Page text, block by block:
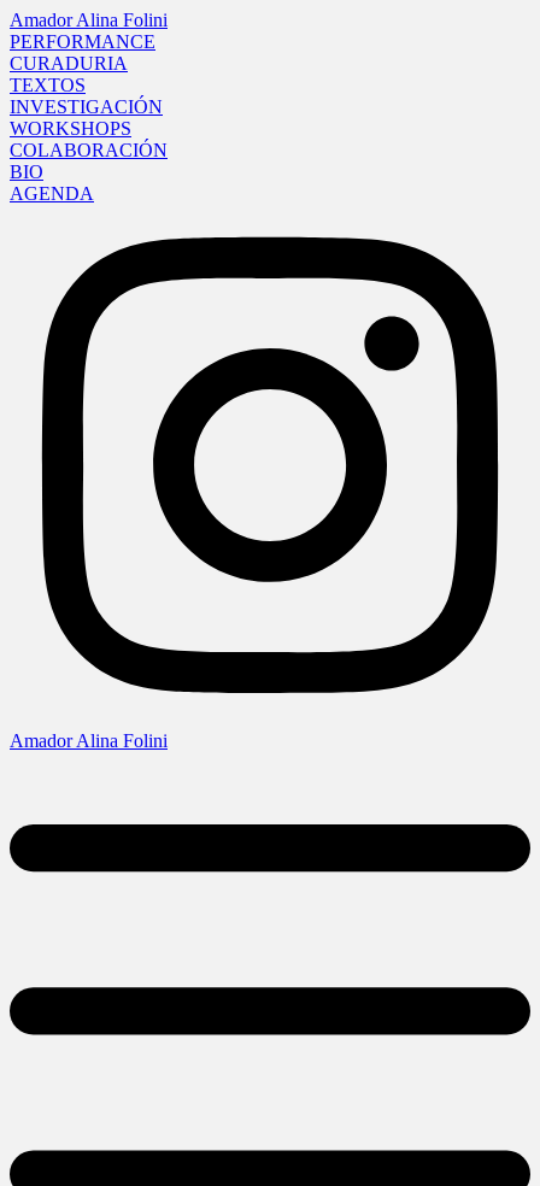
Amador Alina Folini
PERFORMANCE
CURADURIA
TEXTOS
INVESTIGACIÓN
WORKSHOPS
COLABORACIÓN
BIO
AGENDA
Amador Alina Folini